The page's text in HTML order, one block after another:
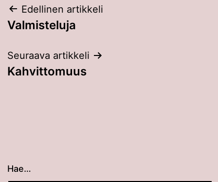
Artikkelien
selaus
Edellinen artikkeli
Valmisteluja
Seuraava artikkeli
Kahvittomuus
Hae…
Kun tuloksia tulee, voit selata niitä